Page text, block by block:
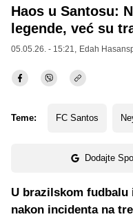
Haos u Santosu:
legende, već su
05.05.26. - 15:21, Edah
Teme: FC Santos
Dodajte
U brazilskom
nakon incidenta na